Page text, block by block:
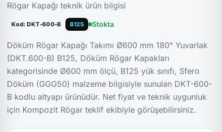
Rögar Kapağı teknik ürün bilgisi
Kod: DKT-600-B B125 Stokta
Döküm Rögar Kapağı Takımı Ø600 mm 180° Yuvarlak
(DKT.600-B) B125, Döküm Rögar Kapakları
kategorisinde Ø600 mm ölçü, B125 yük sınıfı, Sfero
Döküm (GGG50) malzeme bilgisiyle sunulan DKT-600-
B kodlu altyapı ürünüdür. Net fiyat ve teknik uygunluk
için Kompozit Rögar teklif ekibiyle görüşebilirsiniz.